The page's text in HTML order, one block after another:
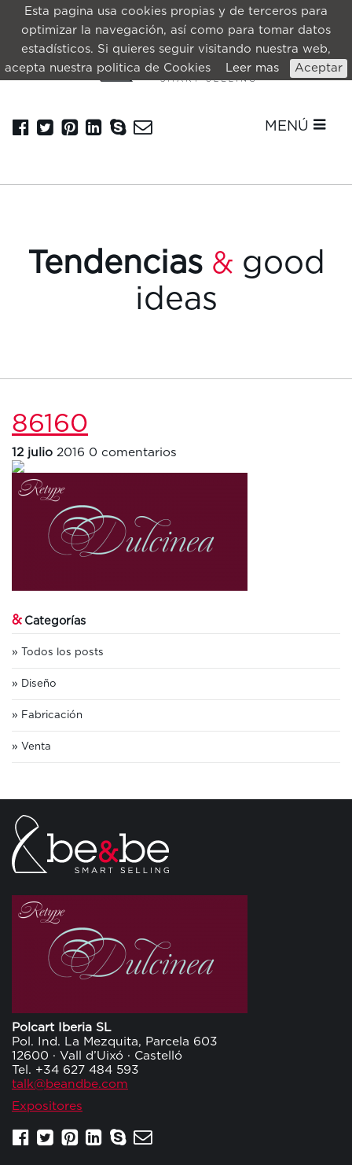
Esta pagina usa cookies propias y de terceros para
optimizar la navegación, así como para tomar datos
estadísticos. Si quieres seguir visitando nuestra web,
acepta nuestra politica de Cookies
Leer mas Aceptar
MENÚ
Tendencias &good
ideas
86160
12 julio 2016 0 comentarios
&Categorías
Todos los posts
Diseño
Fabricación
Venta
Polcart Iberia SL
Pol. Ind. La Mezquita, Parcela 603
12600 · Vall d’Uixó · Castelló
Tel. +34 627 484 593
talk@beandbe.com
Expositores